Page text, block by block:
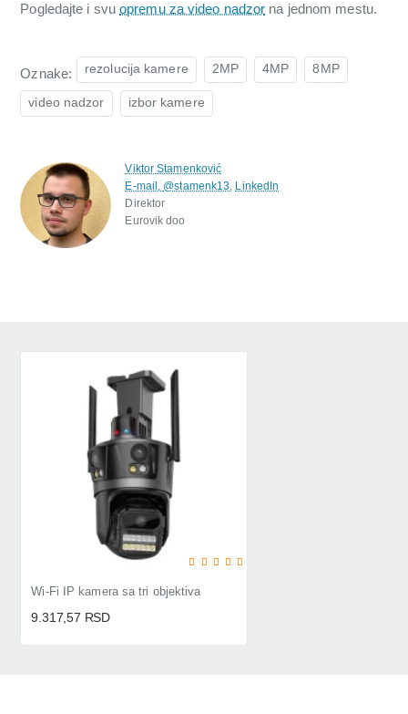
Pogledajte i svuopremu za video nadzor na jednom mestu.
Oznake: rezolucija kamere 2MP 4MP 8MP
video nadzor izbor kamere
Viktor Stamenković
E-mail, @stamenk13, LinkedIn
Direktor
Eurovik doo
Wi-Fi IP kamera sa tri objektiva
9.317,57 RSD